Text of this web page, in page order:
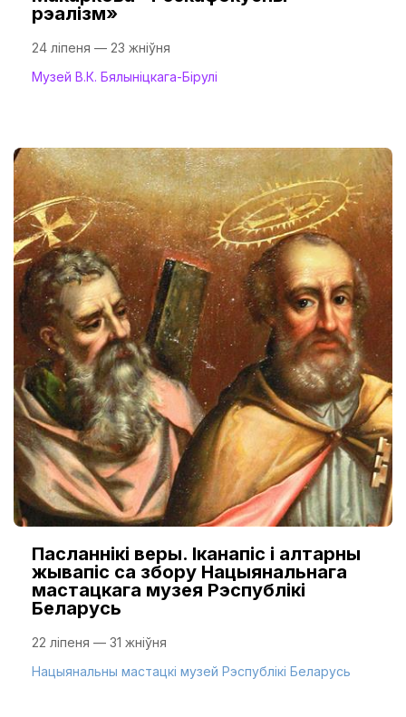
рэалізм»
24 ліпеня — 23 жніўня
Музей В.К. Бялыніцкага-Бірулі
Пасланнікі веры. Іканапіс і алтарны
жывапіс са збору Нацыянальнага
мастацкага музея Рэспублікі
Беларусь
22 ліпеня — 31 жніўня
Нацыянальны мастацкі музей Рэспублікі Беларусь